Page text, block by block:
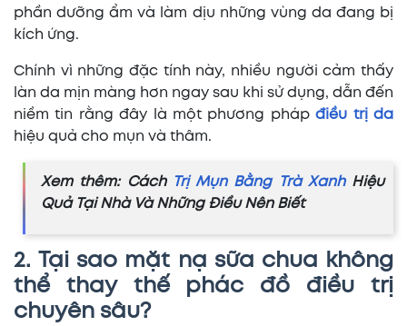
phần dưỡng ẩm và làm dịu những vùng da đang bị
kích ứng.
Chính vì những đặc tính này, nhiều người cảm thấy
làn da mịn màng hơn ngay sau khi sử dụng, dẫn đến
niềm tin rằng đây là một phương phápđiều trị da
hiệu quả cho mụn và thâm.
Xem thêm: Cách Trị Mụn Bằng Trà XanhHiệu
Quả Tại Nhà Và Những Điều Nên Biết
2. Tại sao mặt nạ sữa chua không
thể thay thế phác đồ điều trị
chuyên sâu?